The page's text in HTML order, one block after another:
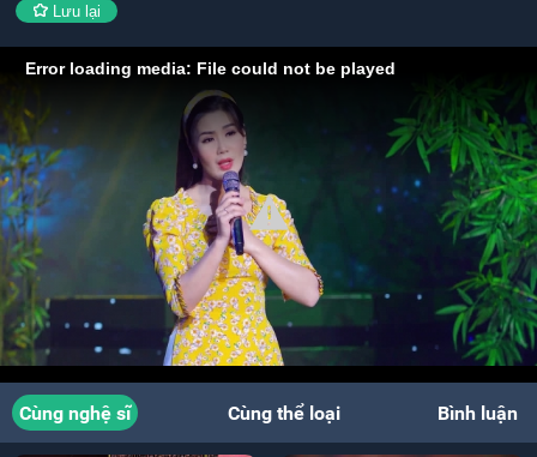
Lưu lại
Error loading media: File could not be played
Cùng nghệ sĩ Cùng thể loại Bình luận